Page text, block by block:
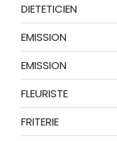
DIETETICIEN
EMISSION
EMISSION
FLEURISTE
FRITERIE